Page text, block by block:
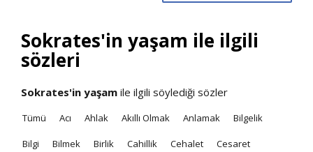
Sokrates'in yaşam ile ilgili
sözleri
Sokrates'in yaşam ile ilgili söylediği sözler
Tümü Acı Ahlak Akıllı Olmak Anlamak Bilgelik
Bilgi Bilmek Birlik Cahillik Cehalet Cesaret